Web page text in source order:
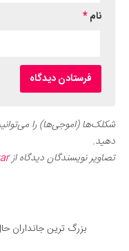
نام*
شکلک‌ها (اموجی‌ها) را
دهید.
تصاویر نویسندگان دیدگاه از
بزرگ ترین